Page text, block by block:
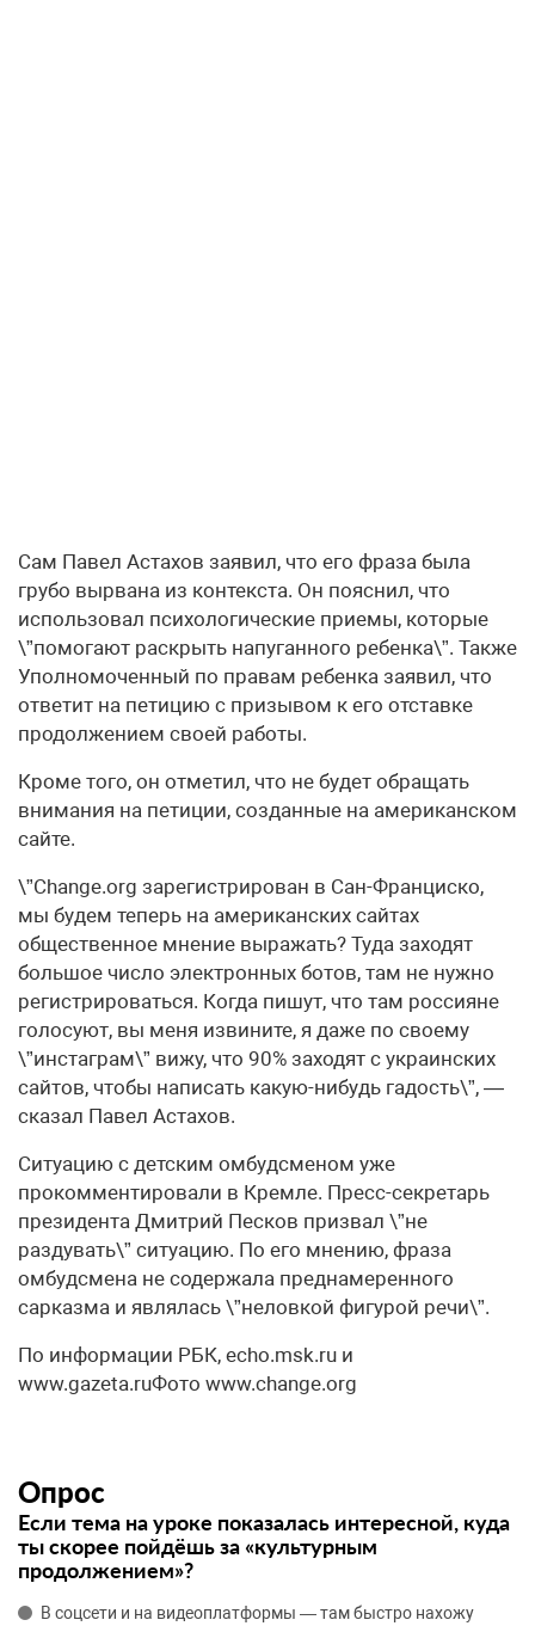
Сам Павел Астахов заявил, что его фраза была
грубо вырвана из контекста. Он пояснил, что
использовал психологические приемы, которые
\”помогают раскрыть напуганного ребенка\”. Также
Уполномоченный по правам ребенка заявил, что
ответит на петицию с призывом к его отставке
продолжением своей работы.
Кроме того, он отметил, что не будет обращать
внимания на петиции, созданные на американском
сайте.
\”Change.org зарегистрирован в Сан-Франциско,
мы будем теперь на американских сайтах
общественное мнение выражать? Туда заходят
большое число электронных ботов, там не нужно
регистрироваться. Когда пишут, что там россияне
голосуют, вы меня извините, я даже по своему
\”инстаграм\” вижу, что 90% заходят с украинских
сайтов, чтобы написать какую-нибудь гадость\”, —
сказал Павел Астахов.
Ситуацию с детским омбудсменом уже
прокомментировали в Кремле. Пресс-секретарь
президента Дмитрий Песков призвал \”не
раздувать\” ситуацию. По его мнению, фраза
омбудсмена не содержала преднамеренного
сарказма и являлась \”неловкой фигурой речи\”.
По информации РБК, echo.msk.ru и
www.gazeta.ruФото www.change.org
Опрос
Если тема на уроке показалась интересной, куда
ты скорее пойдёшь за «культурным
продолжением»?
В соцсети и на видеоплатформы — там быстро нахожу